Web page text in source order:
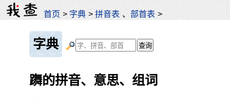
首页 > 字典 >拼音表 、部首表 >
字典
躌的拼音、意思、组词